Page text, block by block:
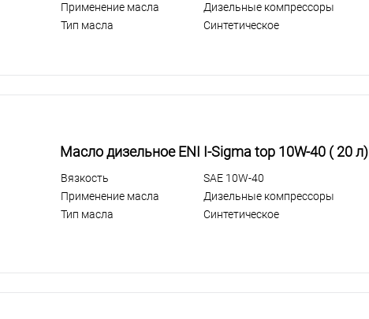
Применение масла
Дизельные компрессоры
Тип масла
Синтетическое
Масло дизельное ENI I-Sigma top 10W-40 ( 20 л)
Вязкость
SAE 10W-40
Применение масла
Дизельные компрессоры
Тип масла
Синтетическое